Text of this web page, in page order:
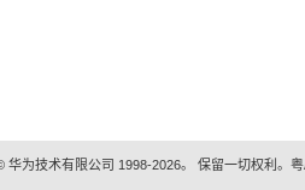
华为技术有限公司 1998-2026。 保留一切权利。